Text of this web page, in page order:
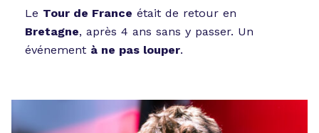
Le Tour de France était de retour en
Bretagne, après 4 ans sans y passer. Un
événement à ne pas louper.